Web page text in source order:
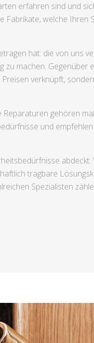
erfahren sind und
Fabrikate, welche Ihren
hat: die von uns
zu machen. Gegenüber
verknüpft,
gehören
und
abdeckt.
tragbare
Spezialisten